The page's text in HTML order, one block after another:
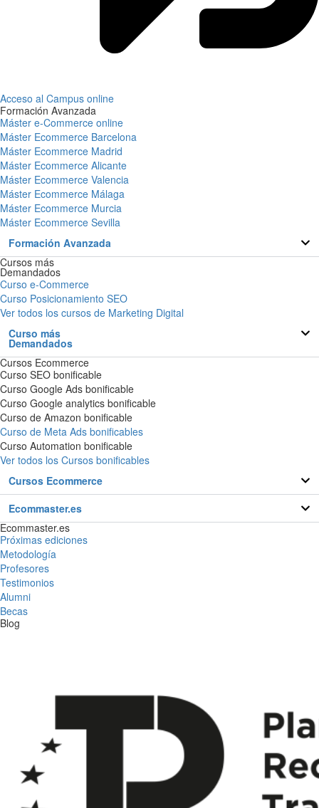
Acceso al Campus online
Formación Avanzada
Máster e-Commerce online
Máster Ecommerce Barcelona
Máster Ecommerce Madrid
Máster Ecommerce Alicante
Máster Ecommerce Valencia
Máster Ecommerce Málaga
Máster Ecommerce Murcia
Máster Ecommerce Sevilla
Formación Avanzada
Cursos más
Demandados
Curso e-Commerce
Curso Posicionamiento SEO
Ver todos los cursos de Marketing Digital
Curso más
Demandados
Cursos Ecommerce
Curso SEO bonificable
Curso Google Ads bonificable
Curso Google analytics bonificable
Curso de Amazon bonificable
Curso de Meta Ads bonificables
Curso Automation bonificable
Ver todos los Cursos bonificables
Cursos Ecommerce
Ecommaster.es
Ecommaster.es
Próximas ediciones
Metodología
Profesores
Testimonios
Alumni
Becas
Blog